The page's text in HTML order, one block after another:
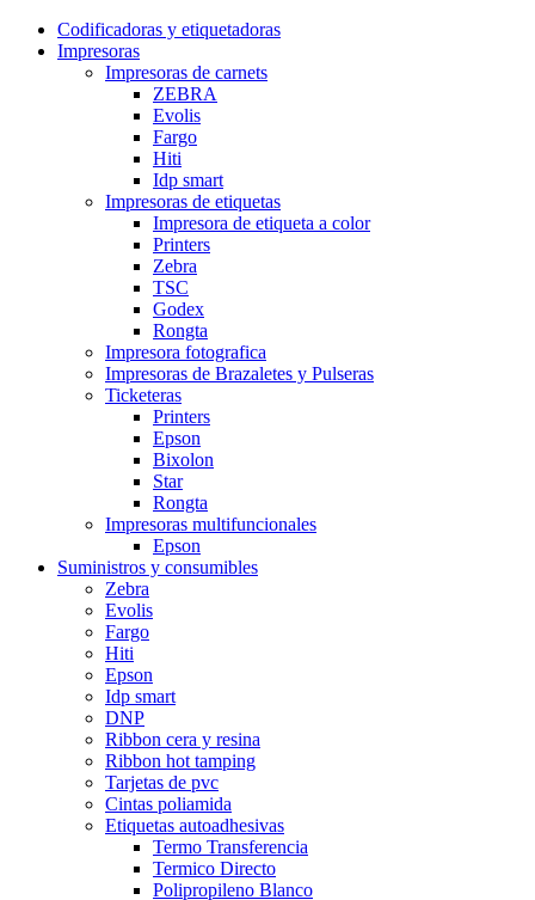
Codificadoras y etiquetadoras
Impresoras
Impresoras de carnets
ZEBRA
Evolis
Fargo
Hiti
Idp smart
Impresoras de etiquetas
Impresora de etiqueta a color
Printers
Zebra
TSC
Godex
Rongta
Impresora fotografica
Impresoras de Brazaletes y Pulseras
Ticketeras
Printers
Epson
Bixolon
Star
Rongta
Impresoras multifuncionales
Epson
Suministros y consumibles
Zebra
Evolis
Fargo
Hiti
Epson
Idp smart
DNP
Ribbon cera y resina
Ribbon hot tamping
Tarjetas de pvc
Cintas poliamida
Etiquetas autoadhesivas
Termo Transferencia
Termico Directo
Polipropileno Blanco